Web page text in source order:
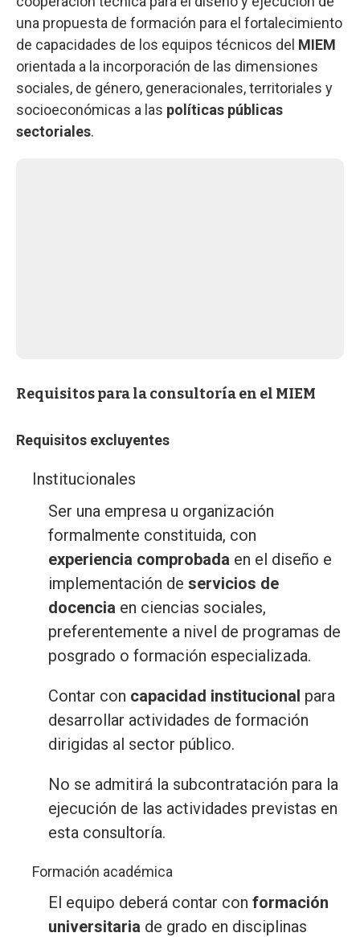
una propuesta de formación para el fortalecimiento
de capacidades de los equipos técnicos del MIEM
orientada a la incorporación de las dimensiones
sociales, de género, generacionales, territoriales y
socioeconómicas a las políticas públicas
sectoriales.
Requisitos para la consultoría en el MIEM
Requisitos excluyentes
Institucionales
Ser una empresa u organización
formalmente constituida, con
experiencia comprobada en el diseño e
implementación de servicios de
docencia en ciencias sociales,
preferentemente a nivel de programas de
posgrado o formación especializada.
Contar con capacidad institucional para
desarrollar actividades de formación
dirigidas al sector público.
No se admitirá la subcontratación para la
ejecución de las actividades previstas en
esta consultoría.
Formación académica
El equipo deberá contar con formación
universitaria de grado en disciplinas